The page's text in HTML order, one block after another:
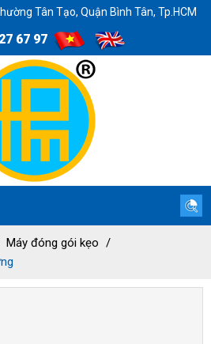
Tân Tạo, Quận Bình Tân, Tp.HCM
67 97
Máy đóng gói kẹo